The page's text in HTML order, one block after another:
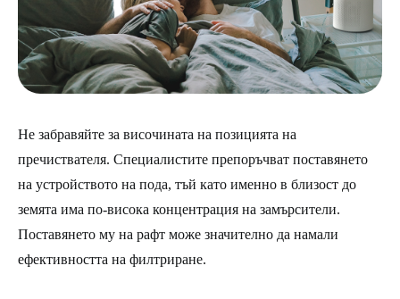
Не забравяйте за височината на позицията на
пречиствателя. Специалистите препоръчват поставянето
на устройството на пода, тъй като именно в близост до
земята има по-висока концентрация на замърсители.
Поставянето му на рафт може значително да намали
ефективността на филтриране.